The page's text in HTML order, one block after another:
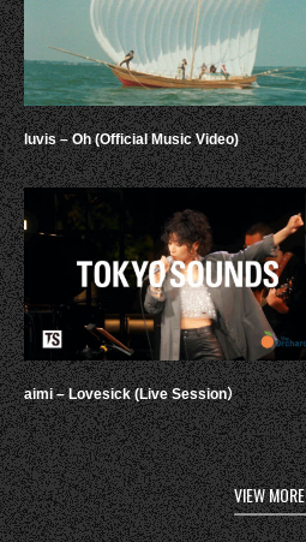
luvis – Oh (Official Music Video)
aimi – Lovesick (Live Session）
VIEW MORE